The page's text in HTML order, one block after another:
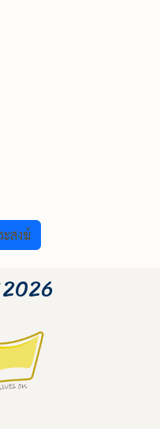
ะสงฆ์